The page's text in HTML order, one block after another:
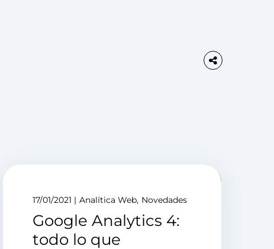
17/01/2021 Analítica Web Novedades
Google Analytics 4:
todo lo que